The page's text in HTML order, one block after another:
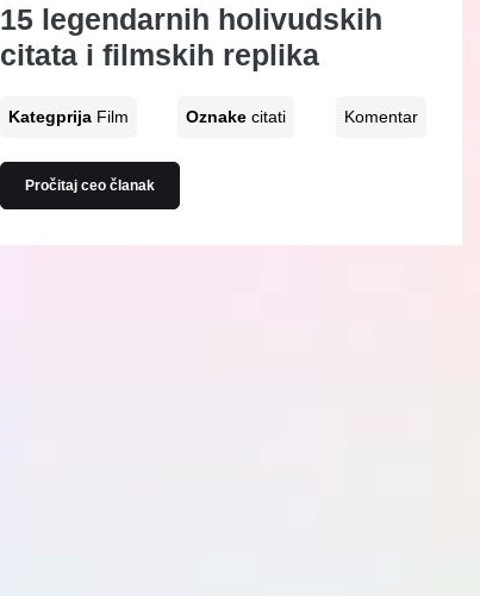
15 legendarnih holivudskih
citata i filmskih replika
Kategprija Film Oznakecitati Komentar
Pročitaj ceo članak